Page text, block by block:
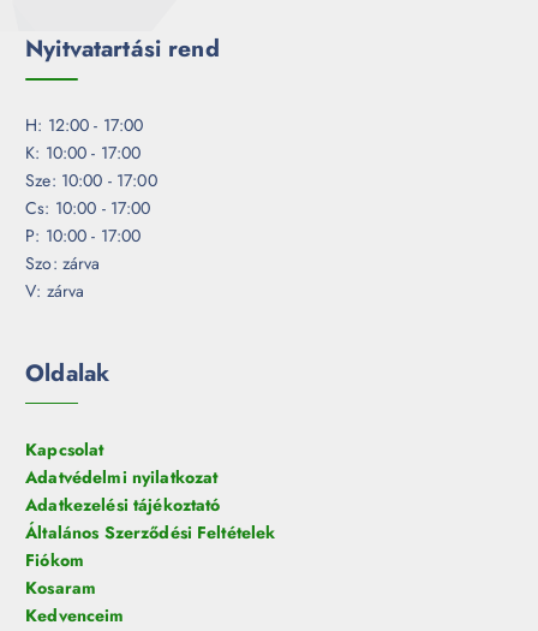
Nyitvatartási rend
H: 12:00 - 17:00
K: 10:00 - 17:00
Sze: 10:00 - 17:00
Cs: 10:00 - 17:00
P: 10:00 - 17:00
Szo: zárva
V: zárva
Oldalak
Kapcsolat
Adatvédelmi nyilatkozat
Adatkezelési tájékoztató
Általános Szerződési Feltételek
Fiókom
Kosaram
Kedvenceim